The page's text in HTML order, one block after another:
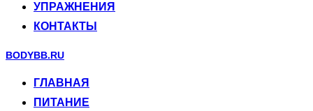
УПРАЖНЕНИЯ
КОНТАКТЫ
Перейти
содержимому
BODYBB.RU
ГЛАВНАЯ
ПИТАНИЕ